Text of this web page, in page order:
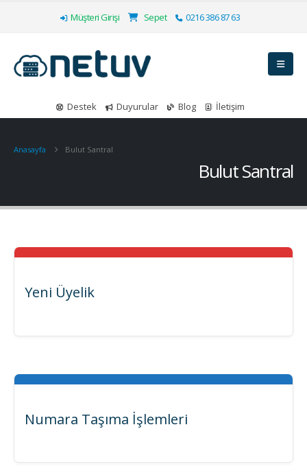
Müşteri Girişi Sepet 0216 386 87 63
Destek Duyurular Blog İletişim
Anasayfa Bulut Santral
Bulut Santral
Yeni Üyelik
Numara Taşıma İşlemleri